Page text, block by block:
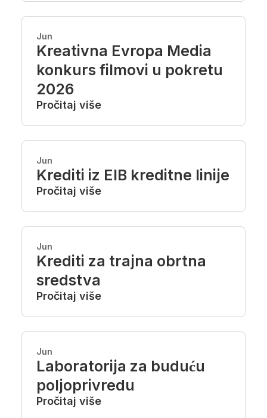
Jun
Kreativna Evropa Media
konkurs filmovi u pokretu
2026
Pročitaj više
Jun
Krediti iz EIB kreditne linije
Pročitaj više
Jun
Krediti za trajna obrtna
sredstva
Pročitaj više
Jun
Laboratorija za buduću
poljoprivredu
Pročitaj više